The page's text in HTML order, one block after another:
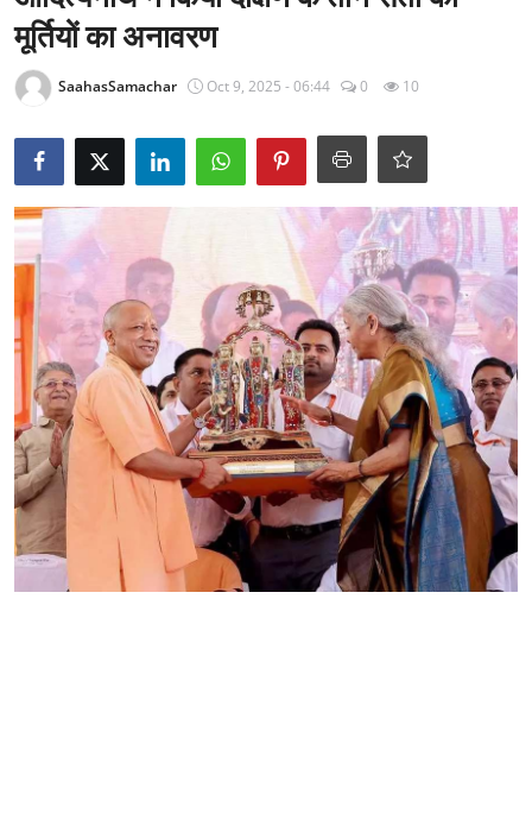
राजनीति
खेल
Epaper
धर्म
लाइफस्टाइल
टेक
मूर्तियों का अनावरण
SaahasSamachar Oct 9, 2025 - 06:44 0 10